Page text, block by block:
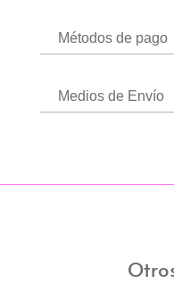
Métodos de pago
Medios de Envío